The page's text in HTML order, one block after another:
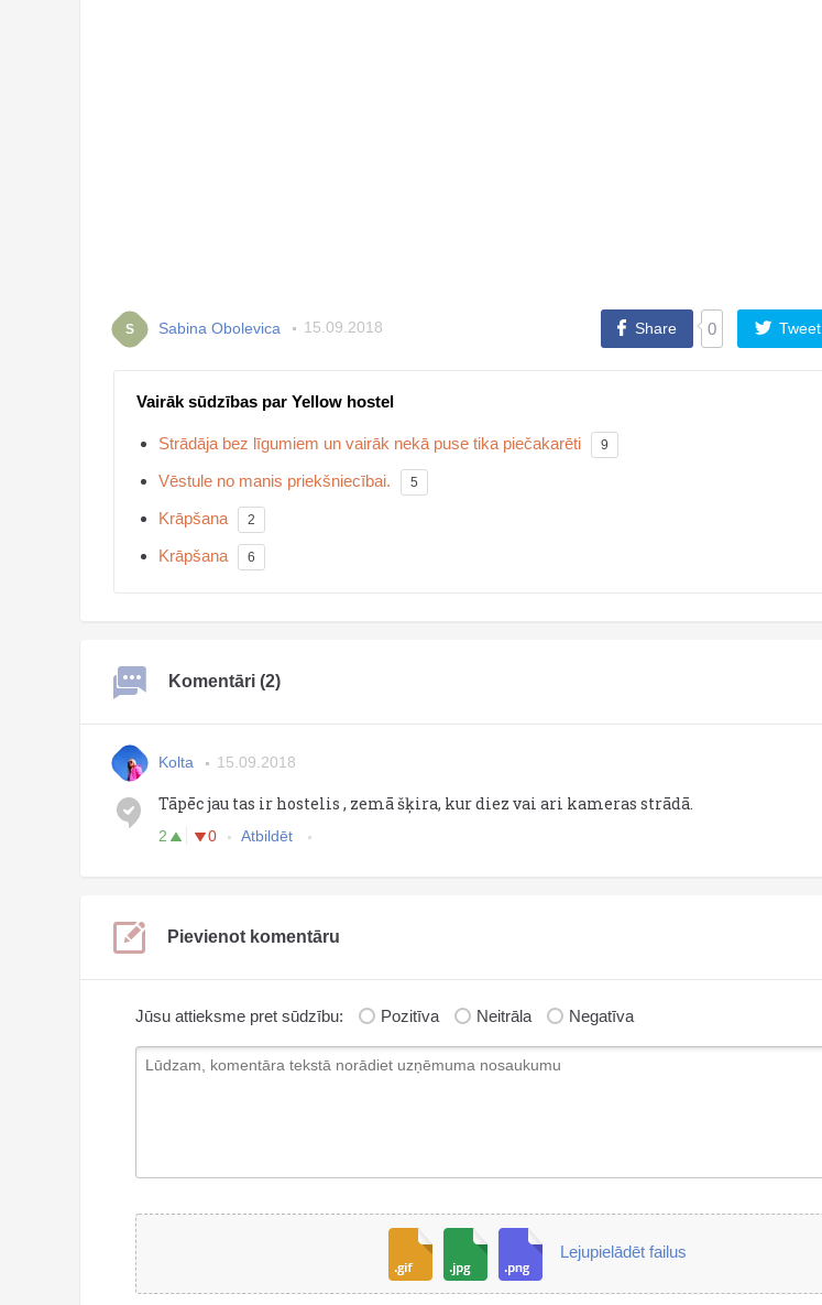
S Sabina Obolevica 15.09.2018 Share 0 Tweet
Vairāk sūdzības par Yellow hostel
Strādāja bez līgumiem un vairāk nekā puse tika piečakarēti 9
Vēstule no manis priekšniecībai. 5
Krāpšana 2
Krāpšana 6
Komentāri (2)
Kolta 15.09.2018
Tāpēc jau tas ir hostelis , zemā šķira, kur diez vai ari kameras strādā.
2 0 Atbildēt
Pievienot komentāru
Jūsu attieksme pret sūdzību: Pozitīva Neitrāla Negatīva
Lejupielādēt failus